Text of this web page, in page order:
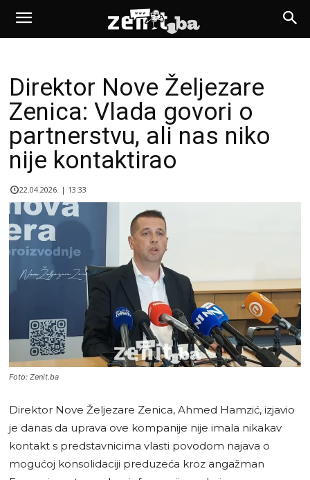
Direktor Nove Željezare
Zenica: Vlada govori o
partnerstvu, ali nas niko
nije kontaktirao
22.04.2026. | 13:33
Foto: Zenit.ba
Direktor Nove Željezare Zenica, Ahmed Hamzić, izjavio
je danas da uprava ove kompanije nije imala nikakav
kontakt s predstavnicima vlasti povodom najava o
mogućoj konsolidaciji preduzeća kroz angažman